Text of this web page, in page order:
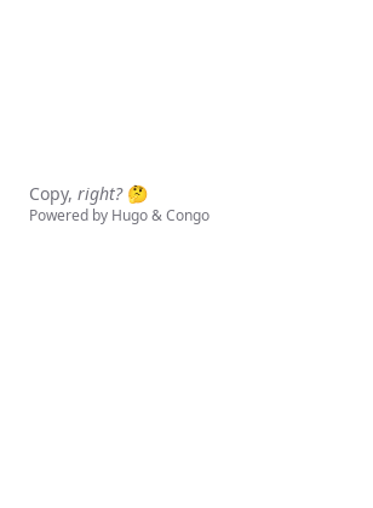
Copy, right?🤔
Powered by Hugo&Congo